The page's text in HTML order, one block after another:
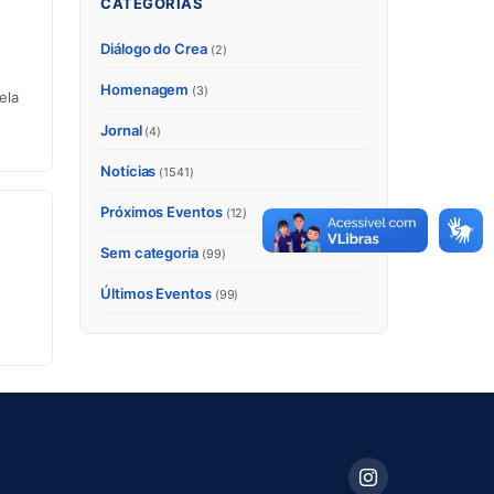
Diálogo do Crea (2)
Homenagem (3)
Jornal (4)
Notícias (1541)
Próximos Eventos (12)
Sem categoria (99)
Últimos Eventos (99)